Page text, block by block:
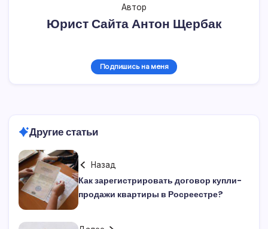
Автор
Юрист Сайта Антон Щербак
Подпишись на меня
Другие статьи
Назад
Как зарегистрировать договор купли-
продажи квартиры в Росреестре?